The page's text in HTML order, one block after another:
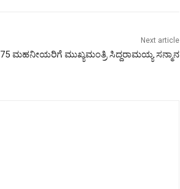
Next article
75 ಮಹನೀಯರಿಗೆ ಮುಖ್ಯಮಂತ್ರಿ ಸಿದ್ದರಾಮಯ್ಯ ಸನ್ಮಾನ